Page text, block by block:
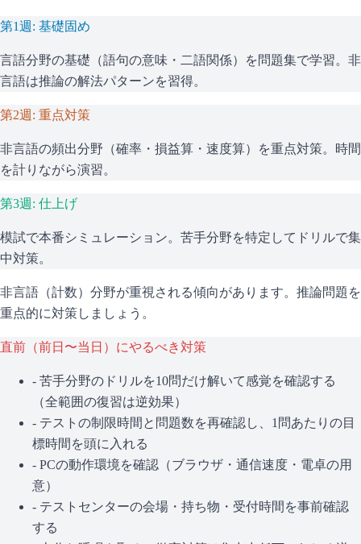
第1週: 基礎固め
言語分野の基礎（語句の意味・二語関係）を問題集で学習。非
言語は推論の解法パターンを習得。
第2週: 重点対策
非言語の頻出分野（確率・損益算・速度算）を重点対策。時間
を計りながら演習。
第3週: 仕上げ
模試で本番シミュレーション。苦手分野を特定してドリルで集
中対策。
非言語（計数）分野が重視される傾向があります。推論問題を
重点的に対策しましょう。
直前（前日〜当日）にやるべき対策
- 苦手分野のドリルを10問だけ解いて感覚を確認する
（全範囲の復習は逆効果）
- テストの制限時間と問題数を再確認し、1問あたりの目
標時間を頭に入れる
- PCの動作環境を確認（ブラウザ・通信速度・電卓の用
意）
- テストセンターの会場・持ち物・受付時間を事前確認
する